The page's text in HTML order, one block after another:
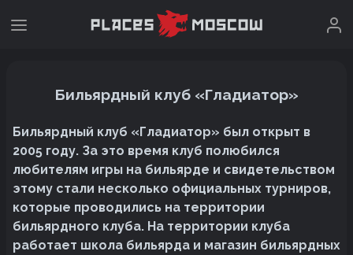
Бильярдный клуб «Гладиатор»
Бильярдный клуб «Гладиатор» был открыт в
2005 году. За это время клуб полюбился
любителям игры на бильярде и свидетельством
этому стали несколько официальных турниров,
которые проводились на территории
бильярдного клуба. На территории клуба
работает школа бильярда и магазин бильярдных